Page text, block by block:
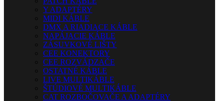
Y ADAPTÉRY
MIDI KÁBLE
DMX A RIADIACE KÁBLE
NAPÁJACIE KÁBLE
ZÁSUVKOVÉ LIŠTY
CEE KONEKTORY
CEE ROZVÁDZAČE
OSTATNÉ KÁBLE
LIVE MULTIKÁBLE
ŠTÚDIOVÉ MULTIKÁBLE
CAT ROZBOČOVAČE A ADAPTÉRY